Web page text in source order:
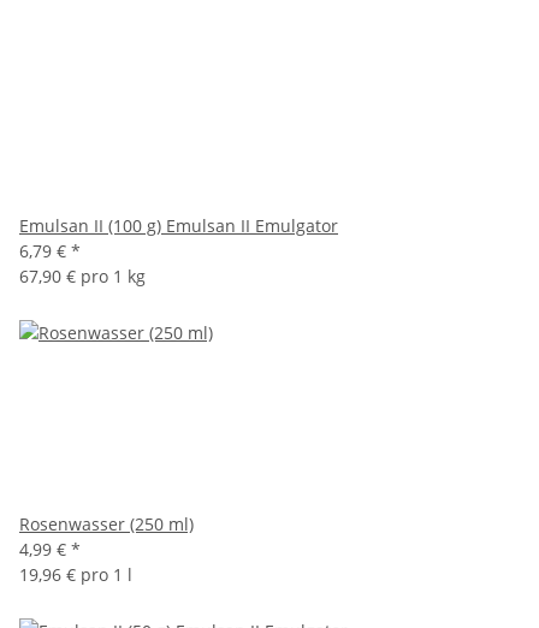
Emulsan II (100 g) Emulsan II Emulgator
6,79 € *
67,90 € pro 1 kg
Rosenwasser (250 ml)
4,99 € *
19,96 € pro 1 l